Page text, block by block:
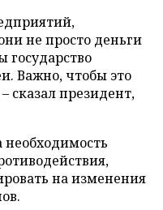
не просто деньги
государство
Важно, чтобы это
сказал президент,
на изменения